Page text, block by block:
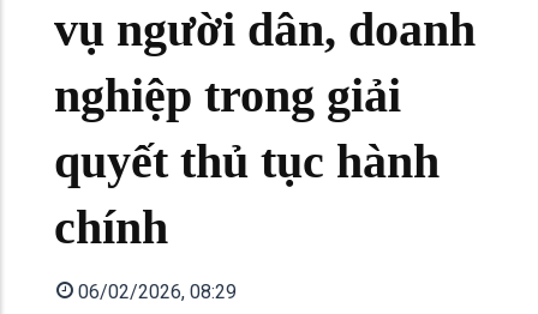
vụ người dân, doanh
nghiệp trong giải
quyết thủ tục hành
chính
06/02/2026, 08:29